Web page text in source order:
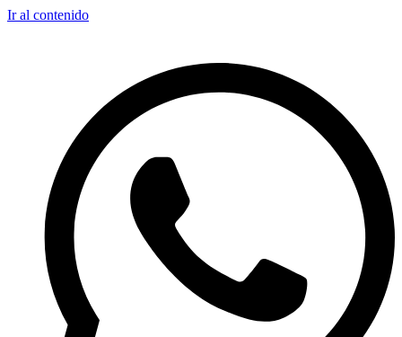
Ir al contenido